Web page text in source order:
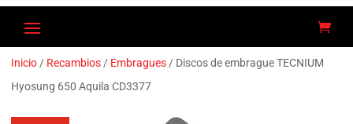
Inicio / Recambios / Embragues / Discos de embrague TECNIUM
Hyosung 650 Aquila CD3377